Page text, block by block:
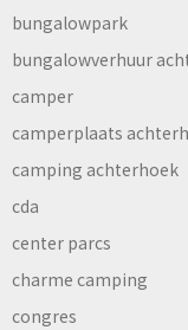
bungalowpark
bungalowverhuur
camper
camperplaats
camping achterhoek
cda
center parcs
charme camping
congres